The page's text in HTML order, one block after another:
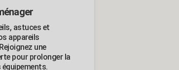
astuces et
appareils
une
pour prolonger la
équipements.